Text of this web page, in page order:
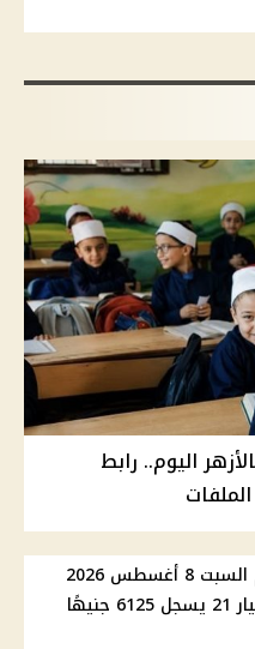
اليوم.. رابط
أسعار الذهب اليوم السبت 8 أغسطس 2026